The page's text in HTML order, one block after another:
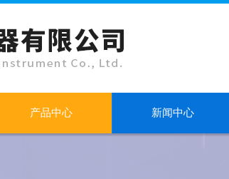
产品中心 新闻中心